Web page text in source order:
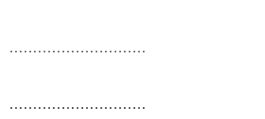
.............................
.............................